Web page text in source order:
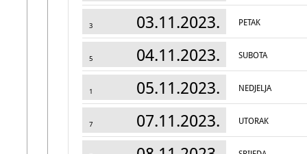
3 03.11.2023. PETAK
5 04.11.2023. SUBOTA
1 05.11.2023. NEDJELJA
7 07.11.2023. UTORAK